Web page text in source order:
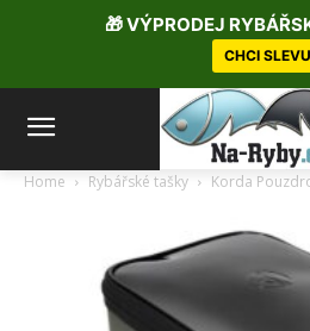
Home Rybářské tašky Korda
🎁 VÝPRODEJ
CHCI SLEVU